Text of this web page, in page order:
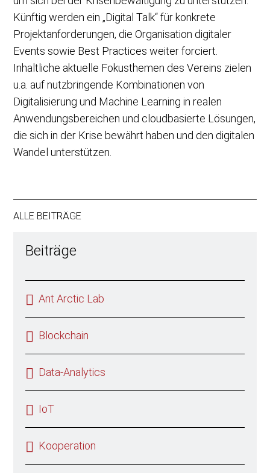
Künftig werden ein „Digital Talk“ für konkrete
Projektanforderungen, die Organisation digitaler
Events sowie Best Practices weiter forciert.
Inhaltliche aktuelle Fokusthemen des Vereins zielen
u.a. auf nutzbringende Kombinationen von
Digitalisierung und Machine Learning in realen
Anwendungsbereichen und cloudbasierte Lösungen,
die sich in der Krise bewährt haben und den digitalen
Wandel unterstützen.
ALLE BEITRÄGE
Beiträge
Ant Arctic Lab
Blockchain
Data-Analytics
IoT
Kooperation